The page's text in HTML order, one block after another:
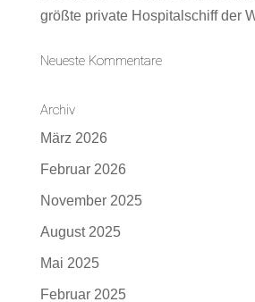
größte private Hospitalschiff der
Neueste Kommentare
Archiv
März 2026
Februar 2026
November 2025
August 2025
Mai 2025
Februar 2025